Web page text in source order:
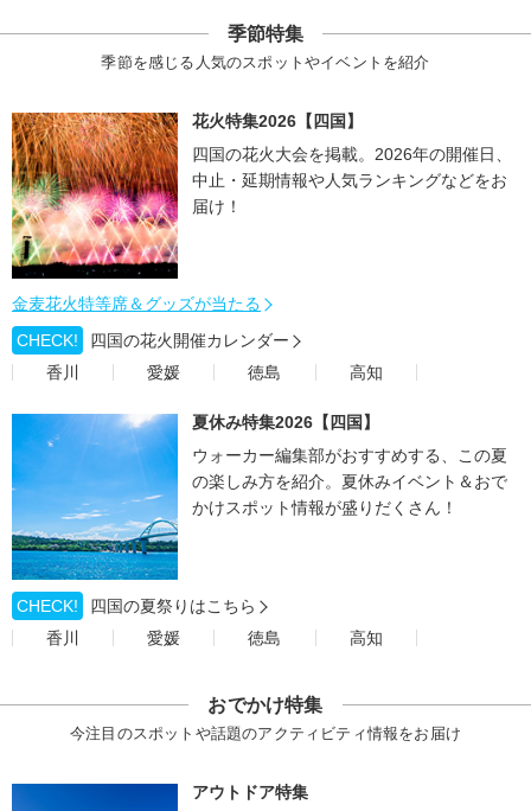
季節特集
季節を感じる人気のスポットやイベントを紹介
花火特集2026【四国】
四国の花火大会を掲載。2026年の開催日、
中止・延期情報や人気ランキングなどをお
届け！
金麦花火特等席＆グッズが当たる
CHECK!
四国の花火開催カレンダー
香川
愛媛 徳島 高知
夏休み特集2026【四国】
ウォーカー編集部がおすすめする、この夏
の楽しみ方を紹介。夏休みイベント＆おで
かけスポット情報が盛りだくさん！
CHECK!
四国の夏祭りはこちら
香川
愛媛 徳島 高知
おでかけ特集
今注目のスポットや話題のアクティビティ情報をお届け
アウトドア特集